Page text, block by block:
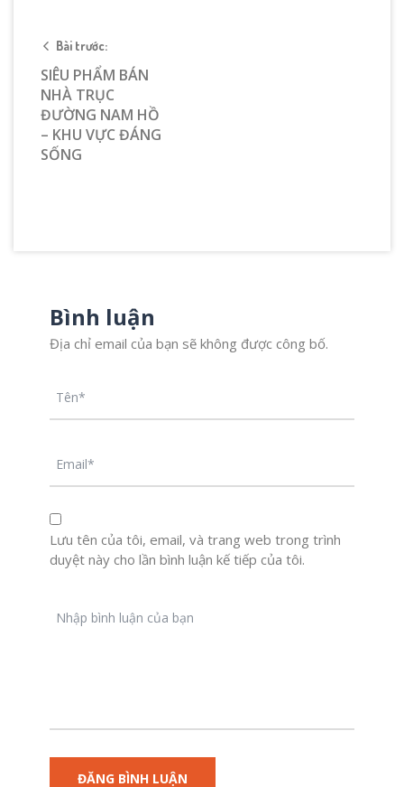
Bài trước:
SIÊU PHẨM BÁN
NHÀ TRỤC
ĐƯỜNG NAM HỒ
– KHU VỰC ĐÁNG
SỐNG
Bình luận
Địa chỉ email của bạn sẽ không được công bố.
Lưu tên của tôi, email, và trang web trong trình
duyệt này cho lần bình luận kế tiếp của tôi.